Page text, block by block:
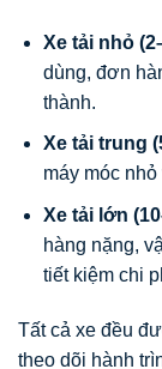
Xe tải nhỏ
dùng, đơn
thành.
Xe tải trung
máy móc
Xe tải lớn
hàng nặng,
tiết kiệm chi
Tất cả xe đều
theo dõi hành